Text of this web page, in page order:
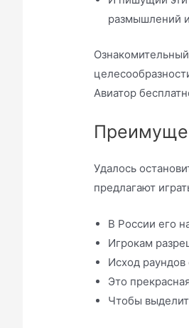
размышлений и
Авиатор
Удалось
предлагают
В России его
Игрокам
Исход
Это
Чтобы